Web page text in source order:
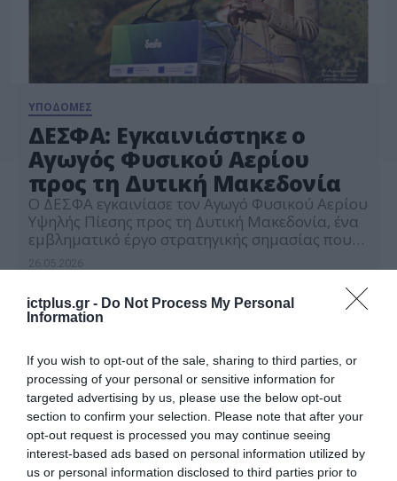
ictplus.gr - Do Not Process My Personal
Information
If you wish to opt-out of the sale, sharing to third parties, or
processing of your personal or sensitive information for
targeted advertising by us, please use the below opt-out
section to confirm your selection. Please note that after your
opt-out request is processed you may continue seeing
interest-based ads based on personal information utilized by
us or personal information disclosed to third parties prior to
ΥΠΟΔΟΜΕΣ
ΔΕΣΦΑ: Εγκαινιάστηκε ο
Αγωγός Φυσικού Αερίου
προς τη Δυτική Μακεδονία
Ο ΔΕΣΦΑ εγκαινίασε τον Αγωγό Φυσικού Αερίου
Υψηλής Πίεσης προς τη Δυτική Μακεδονία, ένα
εμβληματικό έργο στρατηγικής σημασίας που
και την ενεργειακή μετάβαση μιας περιοχής με
μακρά ενεργειακή ιστορία. Η τελετή
πραγματοποιήθηκε στην Πτολεμαΐδα,
παρουσία της Γενικής Γραμματέα Ενέργειας και
Παληαρούτα, του Περιφερειάρχη Δυτικής […]